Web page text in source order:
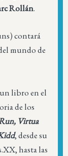
Rollán.
contará
mundo de
libro en el
de los
Virtua
, desde su
hasta las